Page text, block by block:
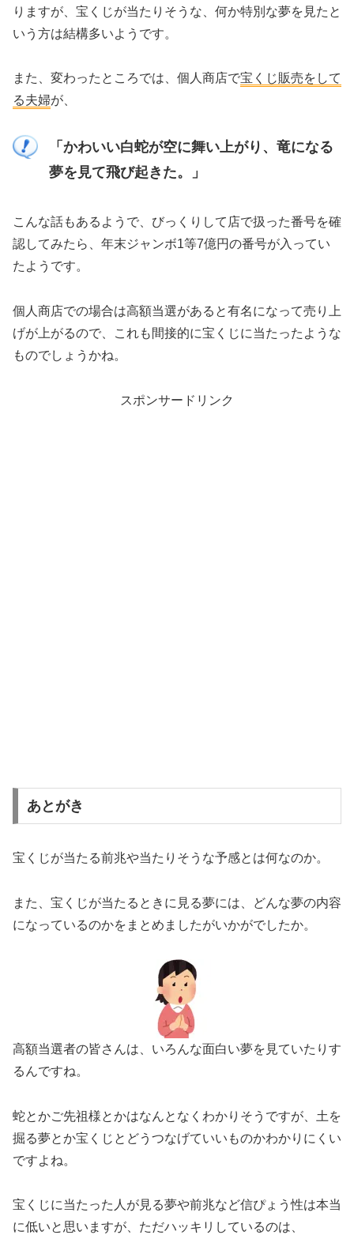
りますが、宝くじが当たりそうな、何か特別な夢を見たと
いう方は結構多いようです。
また、変わったところでは、個人商店で宝くじ販売をして
る夫婦が、
「かわいい白蛇が空に舞い上がり、竜になる
夢を見て飛び起きた。」
こんな話もあるようで、びっくりして店で扱った番号を確
認してみたら、年末ジャンボ1等7億円の番号が入ってい
たようです。
個人商店での場合は高額当選があると有名になって売り上
げが上がるので、これも間接的に宝くじに当たったような
ものでしょうかね。
スポンサードリンク
あとがき
宝くじが当たる前兆や当たりそうな予感とは何なのか。
また、宝くじが当たるときに見る夢には、どんな夢の内容
になっているのかをまとめましたがいかがでしたか。
高額当選者の皆さんは、いろんな面白い夢を見ていたりす
るんですね。
蛇とかご先祖様とかはなんとなくわかりそうですが、土を
掘る夢とか宝くじとどうつなげていいものかわかりにくい
ですよね。
宝くじに当たった人が見る夢や前兆など信ぴょう性は本当
に低いと思いますが、ただハッキリしているのは、